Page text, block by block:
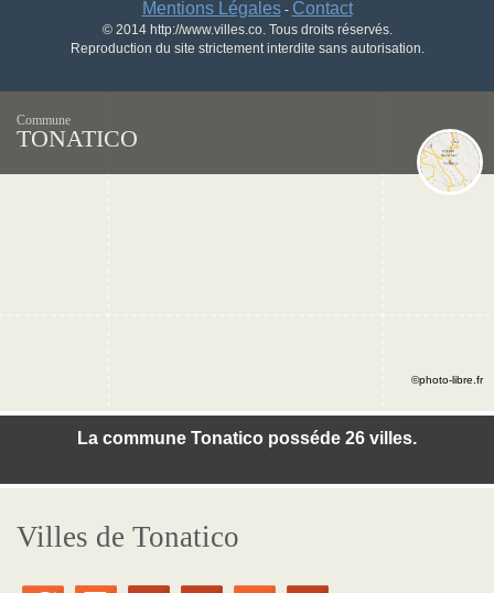
Mentions Légales- Contact
© 2014 http://www.villes.co. Tous droits réservés.
Reproduction du site strictement interdite sans autorisation.
Commune
TONATICO
La commune Tonatico posséde 26 villes.
©photo-libre.fr
Villes de Tonatico